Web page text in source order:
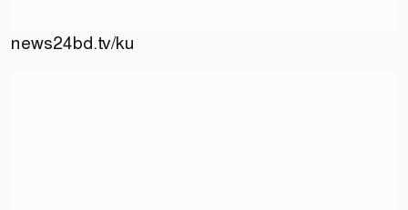
news24bd.tv/ku